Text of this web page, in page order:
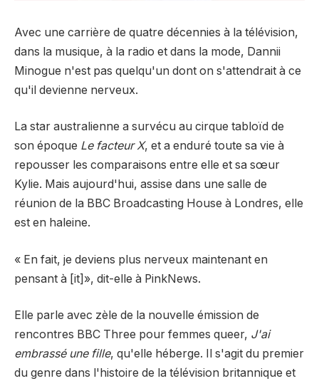
Avec une carrière de quatre décennies à la télévision,
dans la musique, à la radio et dans la mode, Dannii
Minogue n'est pas quelqu'un dont on s'attendrait à ce
qu'il devienne nerveux.
La star australienne a survécu au cirque tabloïd de
son époque Le facteur X, et a enduré toute sa vie à
repousser les comparaisons entre elle et sa sœur
Kylie. Mais aujourd'hui, assise dans une salle de
réunion de la BBC Broadcasting House à Londres, elle
est en haleine.
« En fait, je deviens plus nerveux maintenant en
pensant à [it]», dit-elle à PinkNews.
Elle parle avec zèle de la nouvelle émission de
rencontres BBC Three pour femmes queer, J'ai
embrassé une fille, qu'elle héberge. Il s'agit du premier
du genre dans l'histoire de la télévision britannique et